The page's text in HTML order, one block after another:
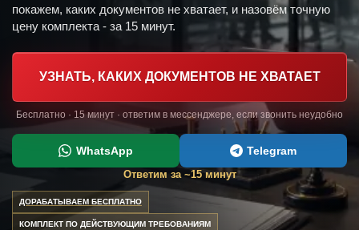
покажем, каких документов не хватает, и назовём точную
цену комплекта - за 15 минут.
УЗНАТЬ, КАКИХ ДОКУМЕНТОВ НЕ ХВАТАЕТ
Бесплатно · 15 минут · ответим в мессенджере, если звонить неудобно
WhatsApp Telegram
Ответим за ~15 минут
ДОРАБАТЫВАЕМ БЕСПЛАТНО
КОМПЛЕКТ ПО ДЕЙСТВУЮЩИМ ТРЕБОВАНИЯМ